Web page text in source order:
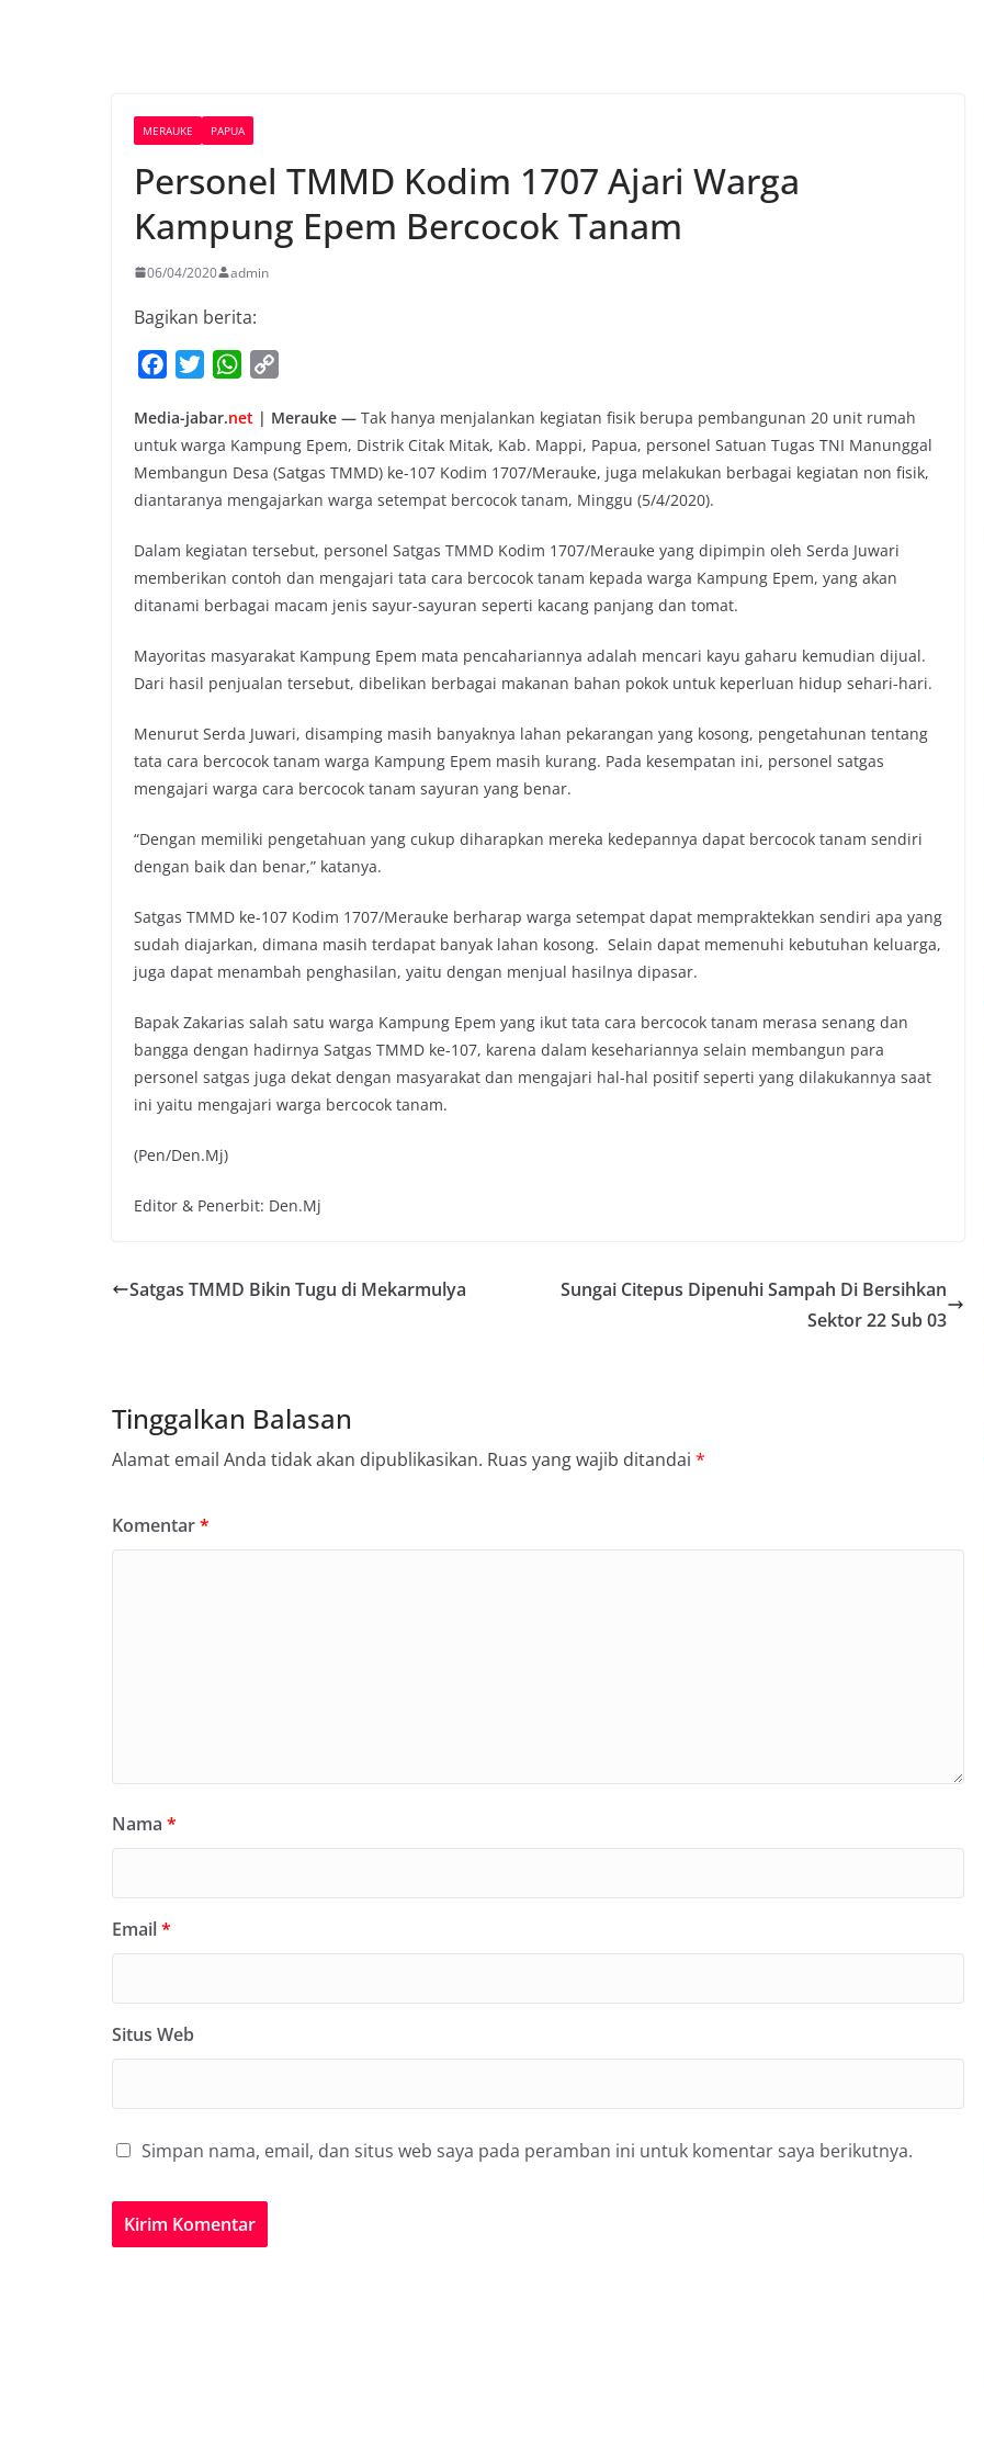
MERAUKE PAPUA
Personel TMMD Kodim 1707 Ajari Warga
Kampung Epem Bercocok Tanam
06/04/2020 admin
Bagikan berita:
c
e
b
o
k
i
t
t
e
W
a
t
s
A
p
p
y
L
i
k
Media-jabar.net | Merauke — Tak hanya menjalankan kegiatan fisik berupa pembangunan 20 unit rumah
untuk warga Kampung Epem, Distrik Citak Mitak, Kab. Mappi, Papua, personel Satuan Tugas TNI Manunggal
Membangun Desa (Satgas TMMD) ke-107 Kodim 1707/Merauke, juga melakukan berbagai kegiatan non fisik,
diantaranya mengajarkan warga setempat bercocok tanam, Minggu (5/4/2020).
Dalam kegiatan tersebut, personel Satgas TMMD Kodim 1707/Merauke yang dipimpin oleh Serda Juwari
memberikan contoh dan mengajari tata cara bercocok tanam kepada warga Kampung Epem, yang akan
ditanami berbagai macam jenis sayur-sayuran seperti kacang panjang dan tomat.
Mayoritas masyarakat Kampung Epem mata pencahariannya adalah mencari kayu gaharu kemudian dijual.
Dari hasil penjualan tersebut, dibelikan berbagai makanan bahan pokok untuk keperluan hidup sehari-hari.
Menurut Serda Juwari, disamping masih banyaknya lahan pekarangan yang kosong, pengetahunan tentang
tata cara bercocok tanam warga Kampung Epem masih kurang. Pada kesempatan ini, personel satgas
mengajari warga cara bercocok tanam sayuran yang benar.
“Dengan memiliki pengetahuan yang cukup diharapkan mereka kedepannya dapat bercocok tanam sendiri
dengan baik dan benar,” katanya.
Satgas TMMD ke-107 Kodim 1707/Merauke berharap warga setempat dapat mempraktekkan sendiri apa yang
sudah diajarkan, dimana masih terdapat banyak lahan kosong. Selain dapat memenuhi kebutuhan keluarga,
juga dapat menambah penghasilan, yaitu dengan menjual hasilnya dipasar.
Bapak Zakarias salah satu warga Kampung Epem yang ikut tata cara bercocok tanam merasa senang dan
bangga dengan hadirnya Satgas TMMD ke-107, karena dalam kesehariannya selain membangun para
personel satgas juga dekat dengan masyarakat dan mengajari hal-hal positif seperti yang dilakukannya saat
ini yaitu mengajari warga bercocok tanam.
(Pen/Den.Mj)
Editor & Penerbit: Den.Mj
Satgas TMMD Bikin Tugu di Mekarmulya
Sungai Citepus Dipenuhi Sampah Di Bersihkan
Sektor 22 Sub 03
Tinggalkan Balasan
Alamat email Anda tidak akan dipublikasikan. Ruas yang wajib ditandai *
Komentar*
Nama *
Email*
Situs Web
Simpan nama, email, dan situs web saya pada peramban ini untuk komentar saya berikutnya.